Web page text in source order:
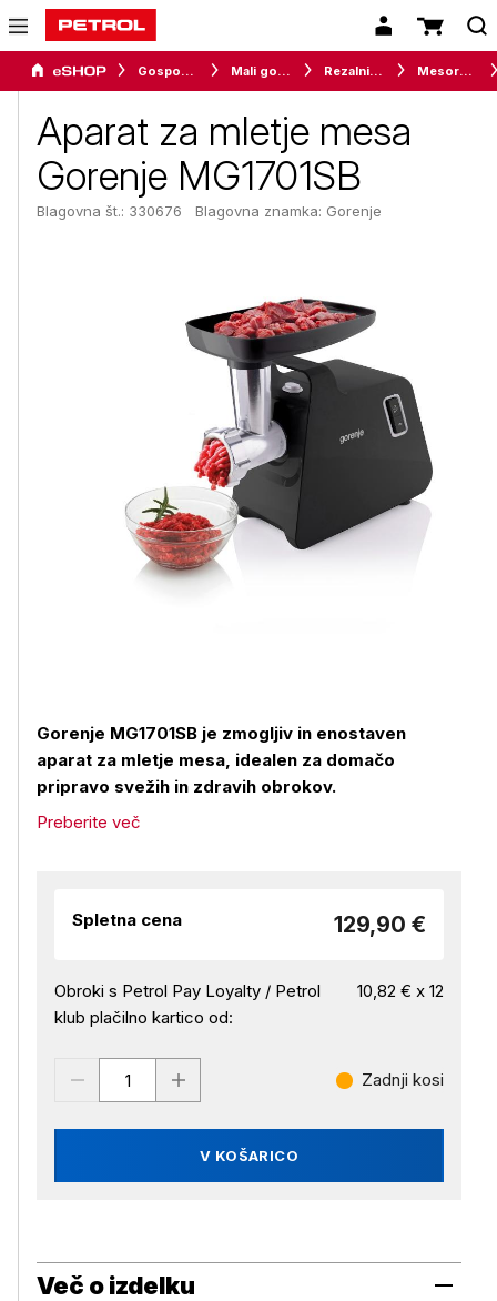
Gospodinjski aparati Mali gospodinjski aparati Rezalniki in sekljalniki Mesoreznice
Aparat za mletje mesa
Gorenje MG1701SB
Blagovna št.: 330676 Blagovna znamka: Gorenje
Gorenje MG1701SB je zmogljiv in enostaven
aparat za mletje mesa, idealen za domačo
pripravo svežih in zdravih obrokov.
Preberite več
Spletna cena 129,90 €
Obroki s Petrol Pay Loyalty / Petrol
klub plačilno kartico od:
10,82 € x 12
V KOŠARICO
Zadnji kosi
Več o izdelku